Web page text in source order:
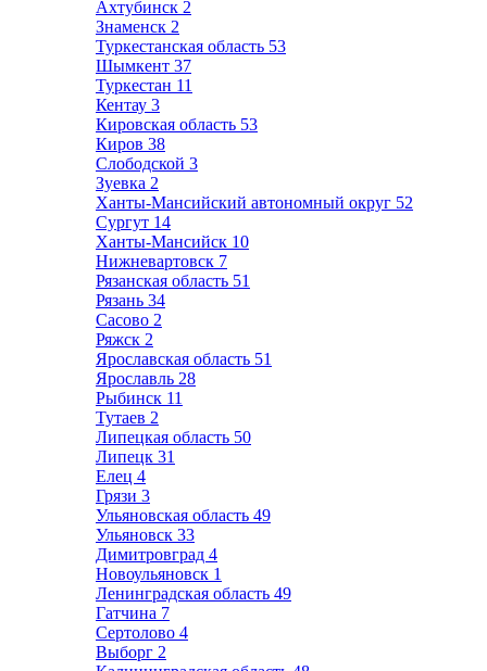
Ахтубинск 2
Знаменск 2
Туркестанская область 53
Шымкент 37
Туркестан 11
Кентау 3
Кировская область 53
Киров 38
Слободской 3
Зуевка 2
Ханты-Мансийский автономный округ 52
Сургут 14
Ханты-Мансийск 10
Нижневартовск 7
Рязанская область 51
Рязань 34
Сасово 2
Ряжск 2
Ярославская область 51
Ярославль 28
Рыбинск 11
Тутаев 2
Липецкая область 50
Липецк 31
Елец 4
Грязи 3
Ульяновская область 49
Ульяновск 33
Димитровград 4
Новоульяновск 1
Ленинградская область 49
Гатчина 7
Сертолово 4
Выборг 2